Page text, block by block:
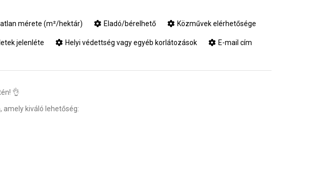
mérete (m²/hektár) Eladó/bérelhető Közművek elérhetősége
jelenléte Helyi védettség vagy egyéb korlátozások E-mail cím
👌
amely kiváló lehetőség: